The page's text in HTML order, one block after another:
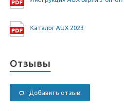
Каталог AUX 2023
Отзывы
Добавить отзыв